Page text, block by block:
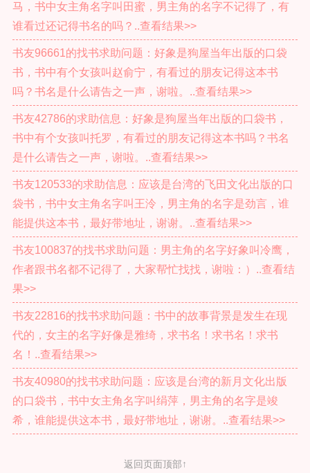
马，书中女主角名字叫田蜜，男主角的名字不记得了，有
谁看过还记得书名的吗？..查看结果>>
书友96661的找书求助问题：好象是狗屋当年出版的口袋
书，书中有个女孩叫赵俞宁，有看过的朋友记得这本书
吗？书名是什么请告之一声，谢啦。..查看结果>>
书友42786的求助信息：好象是狗屋当年出版的口袋书，
书中有个女孩叫托罗，有看过的朋友记得这本书吗？书名
是什么请告之一声，谢啦。..查看结果>>
书友120533的求助信息：应该是台湾的飞田文化出版的口
袋书，书中女主角名字叫王泠，男主角的名字是劲言，谁
能提供这本书，最好带地址，谢谢。..查看结果>>
书友100837的找书求助问题：男主角的名字好象叫冷鹰，
作者跟书名都不记得了，大家帮忙找找，谢啦：）..查看结
果>>
书友22816的找书求助问题：书中的故事背景是发生在现
代的，女主的名字好像是雅绮，求书名！求书名！求书
名！..查看结果>>
书友40980的找书求助问题：应该是台湾的新月文化出版
的口袋书，书中女主角名字叫绢萍，男主角的名字是竣
希，谁能提供这本书，最好带地址，谢谢。..查看结果>>
返回页面顶部↑